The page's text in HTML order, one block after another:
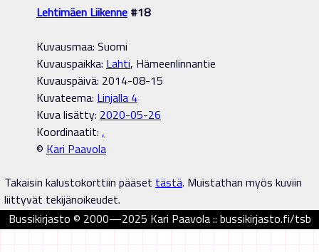
Lehtimäen Liikenne #18
Kuvausmaa: Suomi
Kuvauspaikka: Lahti, Hämeenlinnantie
Kuvauspäivä: 2014-08-15
Kuvateema: Linjalla 4
Kuva lisätty: 2020-05-26
Koordinaatit: ,
© Kari Paavola
Takaisin kalustokorttiin pääset tästä. Muistathan myös kuviin
liittyvät tekijänoikeudet.
Bussikirjasto © 2000—2025 Kari Paavola :: bussikirjasto.fi/tsb